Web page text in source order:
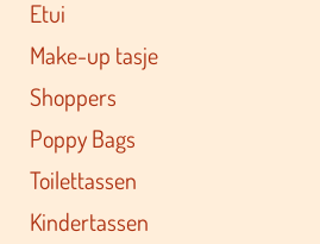
Etui
Make-up tasje
Shoppers
Poppy Bags
Toilettassen
Kindertassen